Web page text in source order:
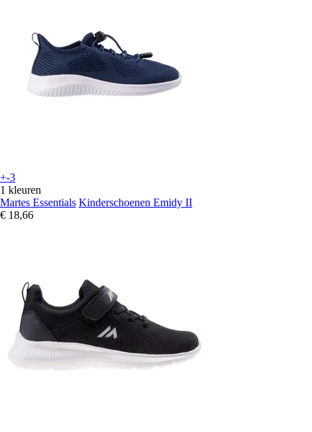
+-3
1 kleuren
Martes Essentials Kinderschoenen Emidy II
€ 18,66